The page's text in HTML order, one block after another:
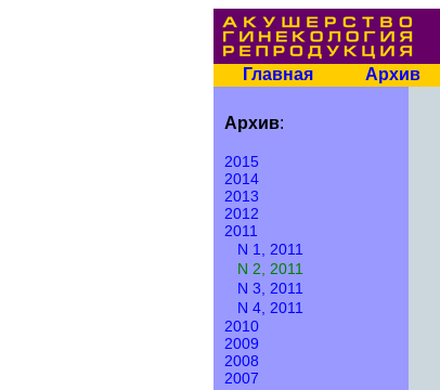
Главная Архив
Архив:
2015
2014
2013
2012
2011
N 1, 2011
N 2, 2011
N 3, 2011
N 4, 2011
2010
2009
2008
2007